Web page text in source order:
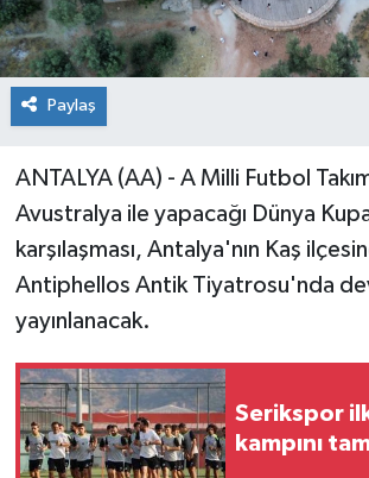
Paylaş
ANTALYA (AA) - A Milli Futbol
Avustralya ile yapacağı Dünya
karşılaşması, Antalya'nın Kaş
Antiphellos Antik Tiyatrosu'nda
yayınlanacak.
Serikspor
kampını